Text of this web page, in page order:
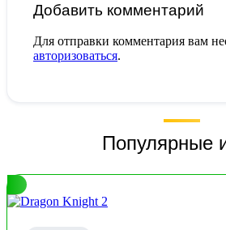
Добавить комментарий
Для отправки комментария вам
авторизоваться.
Популярные